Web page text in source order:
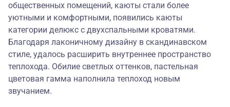
общественных помещений, каюты стали более
уютными и комфортными, появились каюты
категории делюкс с двухспальными кроватями.
Благодаря лаконичному дизайну в скандинавском
стиле, удалось расширить внутреннее пространство
теплохода. Обилие светлых оттенков, пастельная
цветовая гамма наполнила теплоход новым
звучанием.